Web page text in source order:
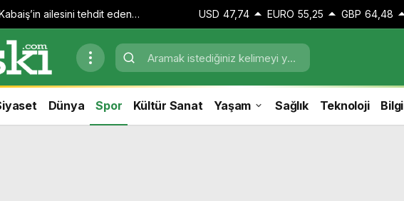
ailesini tehdit eden
8 ilde operasyon
USD 47,74 EURO 55,25 GBP 64,48
Dünya Spor Kültür Sanat Yaşam Sağlık Teknoloji Bilgi